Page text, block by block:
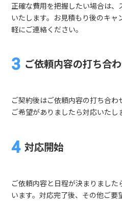
正確な費用を把握したい場合は、
いたします。お見積もり後のキャ
軽にご連絡ください。
ご依頼内容の打ち合
ご契約後はご依頼内容の打ち合
ご希望がありましたら対応いたし
対応開始
ご依頼内容と日程が決まりまし
います。対応完了後、その他ご